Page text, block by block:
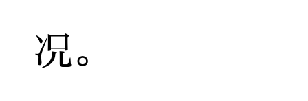
况。